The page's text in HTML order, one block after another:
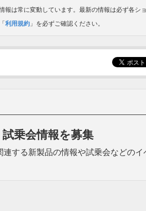
報は常に変動しています。最新の情報は必ず各シ
利用規約 」を必ずご確認ください。
乗会情報を募集
する新製品の情報や試乗会などのイ